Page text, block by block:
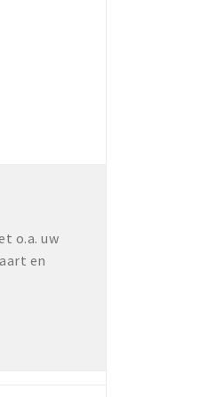
o.a. uw
en